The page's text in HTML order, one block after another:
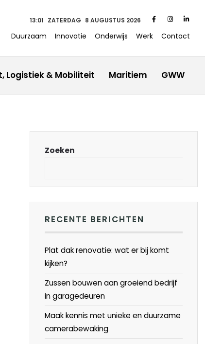
13 01 ZATERDAG 8 AUGUSTUS 2026
Duurzaam Innovatie Onderwijs Werk Contact
Logistiek & Mobiliteit Maritiem GWW
Zoeken
RECENTE BERICHTEN
Plat dak renovatie: wat er bij komt
kijken?
Zussen bouwen aan groeiend bedrijf
in garagedeuren
Maak kennis met unieke en duurzame
camerabewaking